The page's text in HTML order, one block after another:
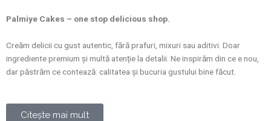
Palmiye Cakes – one stop delicious shop.
Creăm delicii cu gust autentic, fără prafuri, mixuri sau aditivi. Doar
ingrediente premium și multă atenție la detalii. Ne inspirăm din ce e nou,
dar păstrăm ce contează: calitatea și bucuria gustului bine făcut.
Citește mai mult